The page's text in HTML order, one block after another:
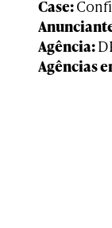
Case:
Agência:
Agências